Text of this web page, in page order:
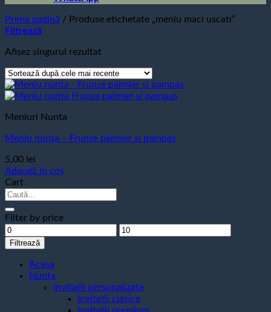
Prima pagină / Produse etichetate „meniu maci uscati”
Filtrează
Afișez singurul rezultat
Meniuri Nunta
Meniu nunta – Frunze palmier si pampas
5,00 lei
Adaugă în coș
Cart
Caută
Filter by price
Preț
minim
Preț
Filtrează
Acasa
Nunta
Invitatii personalizate
Invitatii clasice